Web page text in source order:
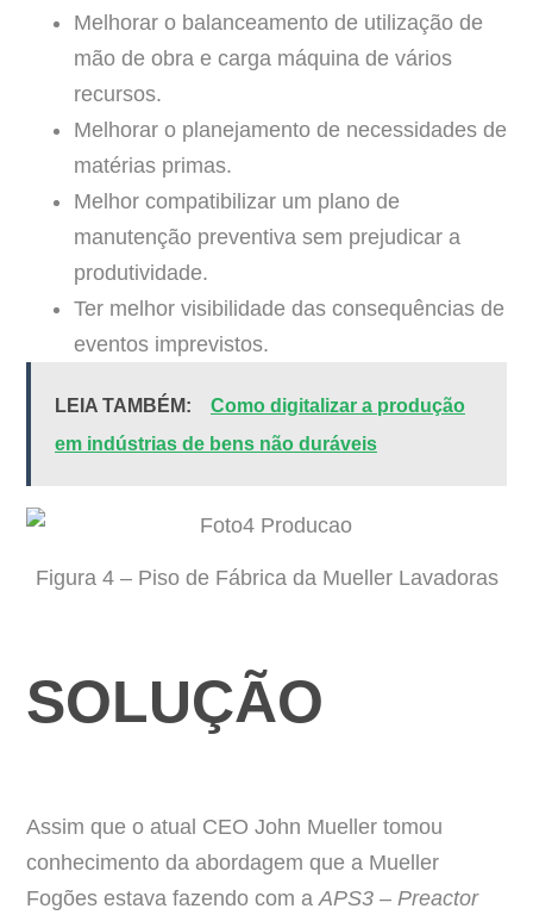
Melhorar o balanceamento de utilização de
mão de obra e carga máquina de vários
recursos.
Melhorar o planejamento de necessidades de
matérias primas.
Melhor compatibilizar um plano de
manutenção preventiva sem prejudicar a
produtividade.
Ter melhor visibilidade das consequências de
eventos imprevistos.
LEIA TAMBÉM:
Como digitalizar a produção
em indústrias de bens não duráveis
Figura 4 – Piso de Fábrica da Mueller Lavadoras
SOLUÇÃO
Assim que o atual CEO John Mueller tomou
conhecimento da abordagem que a Mueller
Fogões estava fazendo com aAPS3 – Preactor